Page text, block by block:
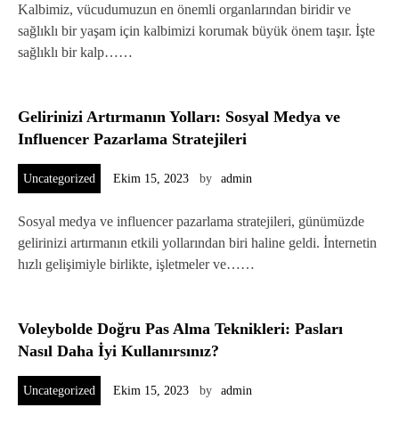
Kalbimiz, vücudumuzun en önemli organlarından biridir ve
sağlıklı bir yaşam için kalbimizi korumak büyük önem taşır. İşte
sağlıklı bir kalp……
Gelirinizi Artırmanın Yolları: Sosyal Medya ve
Influencer Pazarlama Stratejileri
Uncategorized Ekim 15, 2023 by admin
Sosyal medya ve influencer pazarlama stratejileri, günümüzde
gelirinizi artırmanın etkili yollarından biri haline geldi. İnternetin
hızlı gelişimiyle birlikte, işletmeler ve……
Voleybolde Doğru Pas Alma Teknikleri: Pasları
Nasıl Daha İyi Kullanırsınız?
Uncategorized Ekim 15, 2023 by admin